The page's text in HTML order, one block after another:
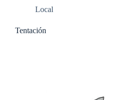
Local
Tentación